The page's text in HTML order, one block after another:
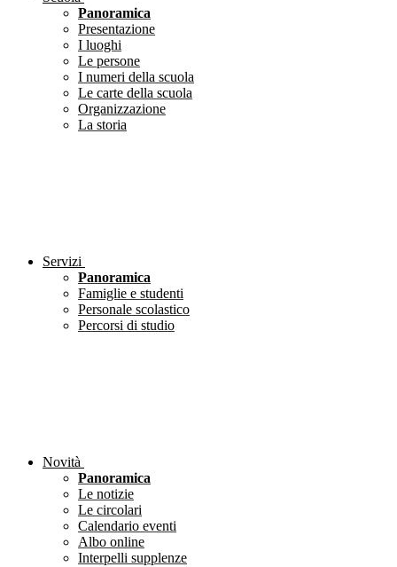
Panoramica
Presentazione
I luoghi
Le persone
I numeri della scuola
Le carte della scuola
Organizzazione
La storia
Servizi
Panoramica
Famiglie e studenti
Personale scolastico
Percorsi di studio
Novità
Panoramica
Le notizie
Le circolari
Calendario eventi
Albo online
Interpelli supplenze